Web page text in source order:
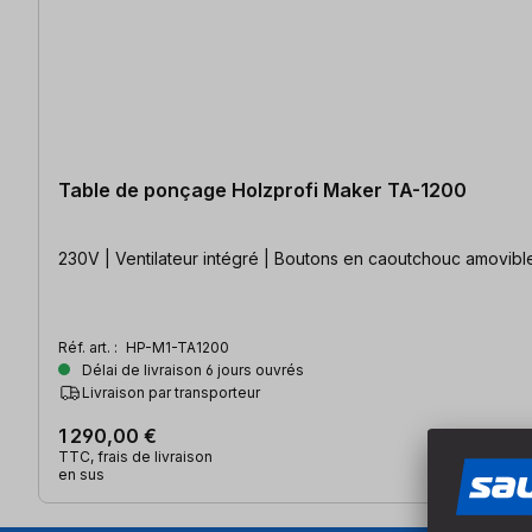
Table de ponçage Holzprofi Maker TA-1200
230V | Ventilateur intégré | Boutons en caoutchouc
Réf. art. : HP-M1-TA1200
Délai de livraison 6 jours ouvrés
Livraison par transporteur
1 290,00 €
TTC, frais de livraison
en sus